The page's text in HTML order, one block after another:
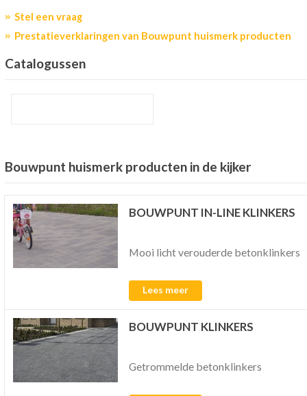
Stel een vraag
Prestatieverklaringen van Bouwpunt huismerk producten
Catalogussen
Bouwpunt huismerk producten in de kijker
BOUWPUNT IN-LINE KLINKERS
Mooi licht verouderde betonklinkers
Lees meer
BOUWPUNT KLINKERS
Getrommelde betonklinkers